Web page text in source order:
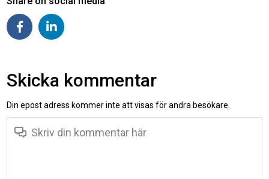
Skicka kommentar
Din epost adress kommer inte att visas för andra besökare.